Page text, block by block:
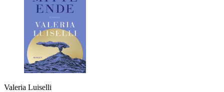
Valeria Luiselli